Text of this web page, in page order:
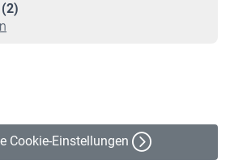
Cookie-Einstellungen